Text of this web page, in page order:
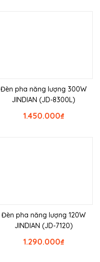
Đèn pha năng lượng 300W
JINDIAN (JD-8300L)
₫
1.450.000
Đèn pha năng lượng 120W
JINDIAN (JD-7120)
₫
1.290.000